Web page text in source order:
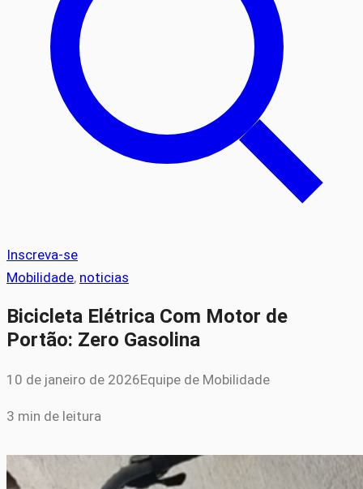
Inscreva-se
Mobilidade, noticias
Bicicleta Elétrica Com Motor de
Portão: Zero Gasolina
10 de janeiro de 2026Equipe de Mobilidade
3 min de leitura